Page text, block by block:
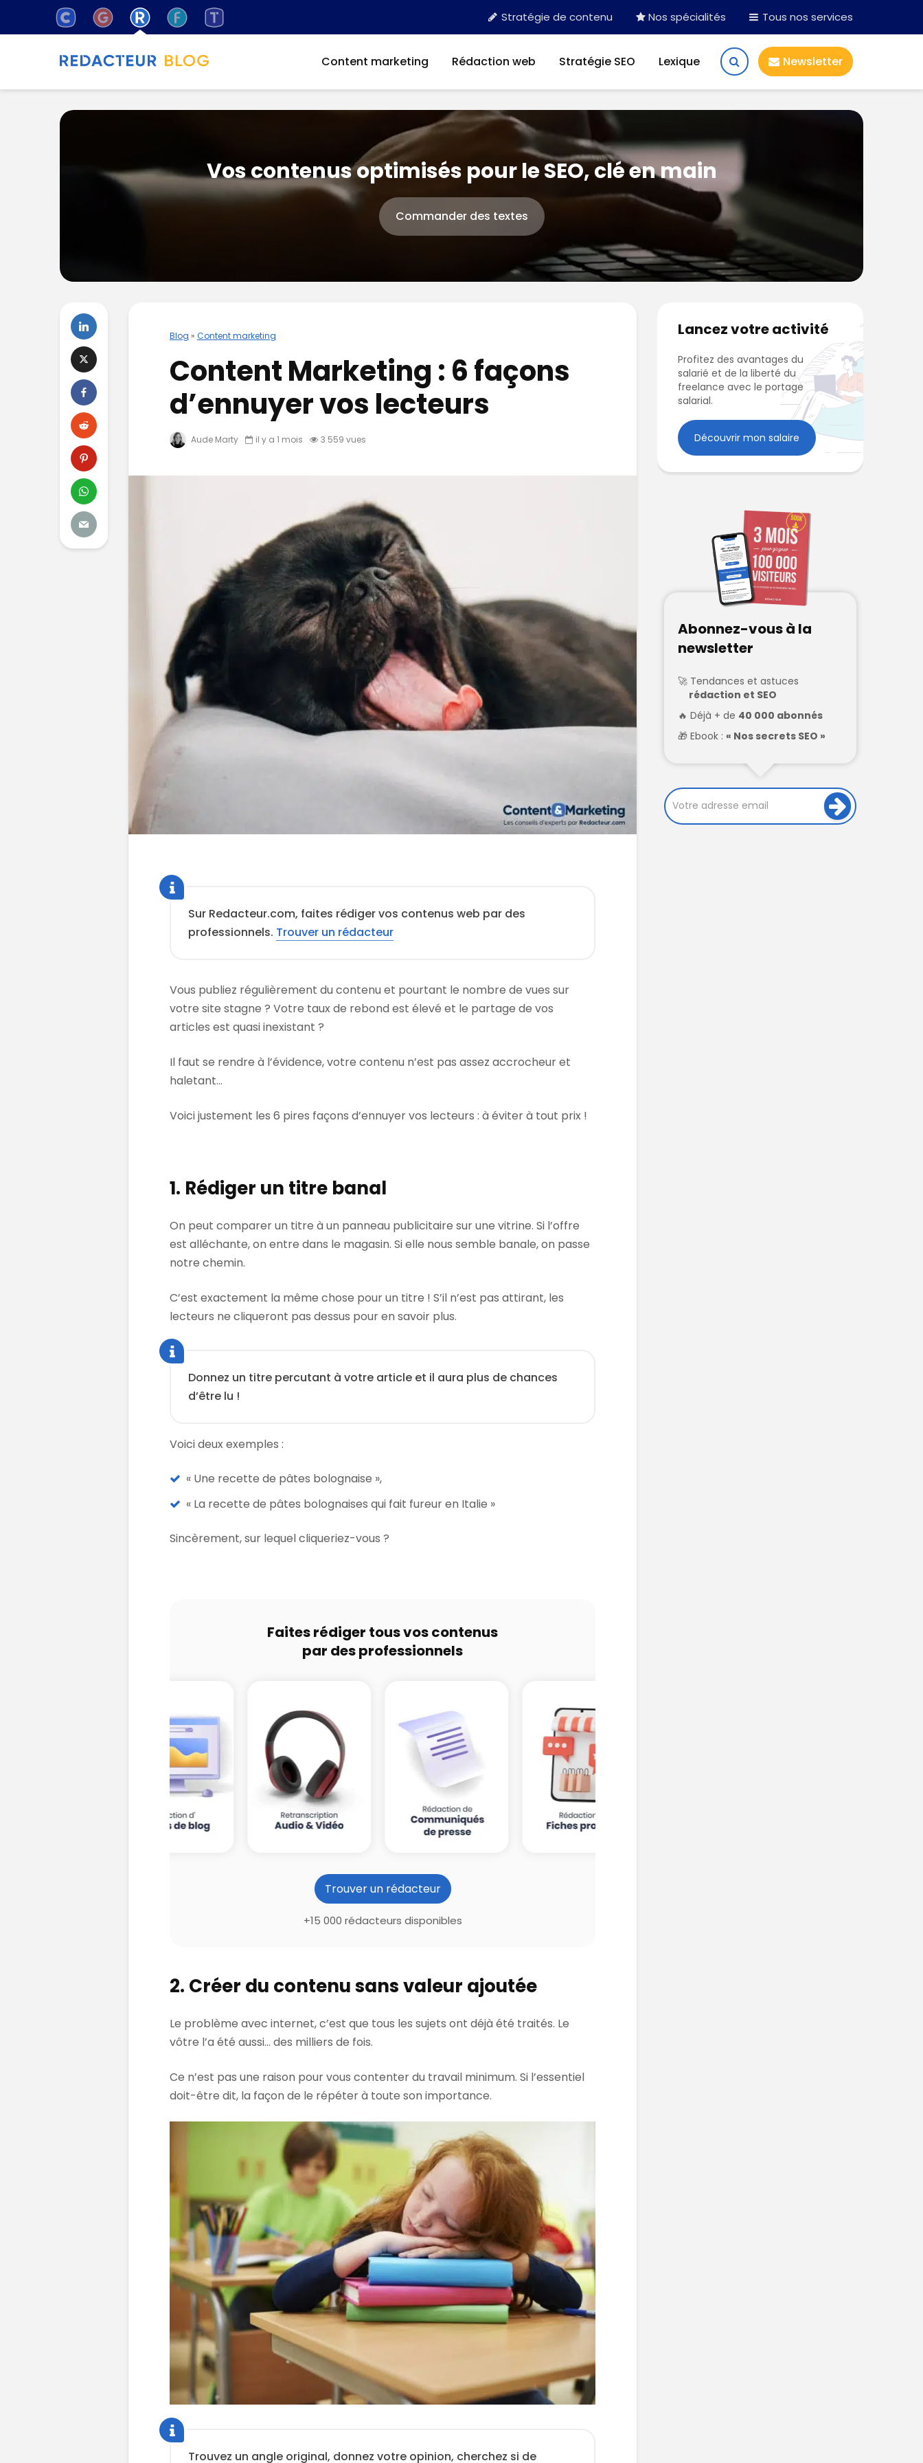
Stratégie de contenu Nos spécialités Tous nos services
Content marketing Rédaction web Stratégie SEO Lexique Newsletter
Vos contenus optimisés pour le SEO, clé en main
Commander des textes
Blog » Content marketing
Content Marketing : 6 façons
d’ennuyer vos lecteurs
Aude Marty il y a 1 mois 3 559 vues
Sur Redacteur.com, faites rédiger vos contenus web par des
professionnels. Trouver un rédacteur
Vous publiez régulièrement du contenu et pourtant le nombre de vues sur
votre site stagne ? Votre taux de rebond est élevé et le partage de vos
articles est quasi inexistant ?
Il faut se rendre à l’évidence, votre contenu n’est pas assez accrocheur et
haletant…
Voici justement les 6 pires façons d’ennuyer vos lecteurs : à éviter à tout prix !
1. Rédiger un titre banal
On peut comparer un titre à un panneau publicitaire sur une vitrine. Si l’offre
est alléchante, on entre dans le magasin. Si elle nous semble banale, on passe
notre chemin.
C’est exactement la même chose pour un titre ! S’il n’est pas attirant, les
lecteurs ne cliqueront pas dessus pour en savoir plus.
Donnez un titre percutant à votre article et il aura plus de chances
d’être lu !
Voici deux exemples :
« Une recette de pâtes bolognaise »,
« La recette de pâtes bolognaises qui fait fureur en Italie »
Sincèrement, sur lequel cliqueriez-vous ?
Faites rédiger tous vos contenus
par des professionnels
Trouver un rédacteur
+15 000 rédacteurs disponibles
2. Créer du contenu sans valeur ajoutée
Le problème avec internet, c’est que tous les sujets ont déjà été traités. Le
vôtre l’a été aussi… des milliers de fois.
Ce n’est pas une raison pour vous contenter du travail minimum. Si l’essentiel
doit-être dit, la façon de le répéter à toute son importance.
Trouvez un angle original, donnez votre opinion, cherchez si de
Lancez votre activité
Profitez des avantages du
salarié et de la liberté du
freelance avec le portage
salarial.
Découvrir mon salaire
Abonnez-vous à la
newsletter
Tendances et astuces
rédaction et SEO
Déjà + de 40 000 abonnés
Ebook : « Nos secrets SEO »